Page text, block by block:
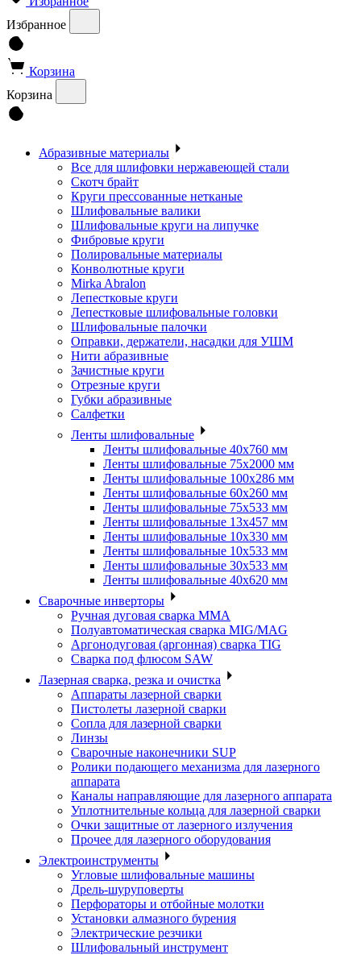
Избранное
Корзина
Корзина
Абразивные материалы
Все для шлифовки нержавеющей стали
Скотч брайт
Круги прессованные нетканые
Шлифовальные валики
Шлифовальные круги на липучке
Фибровые круги
Полировальные материалы
Конволютные круги
Mirka Abralon
Лепестковые круги
Лепестковые шлифовальные головки
Шлифовальные палочки
Оправки, держатели, насадки для УШМ
Нити абразивные
Зачистные круги
Отрезные круги
Губки абразивные
Салфетки
Ленты шлифовальные
Ленты шлифовальные 40х760 мм
Ленты шлифовальные 75х2000 мм
Ленты шлифовальные 100х286 мм
Ленты шлифовальные 60х260 мм
Ленты шлифовальные 75х533 мм
Ленты шлифовальные 13х457 мм
Ленты шлифовальные 10х330 мм
Ленты шлифовальные 10х533 мм
Ленты шлифовальные 30х533 мм
Ленты шлифовальные 40х620 мм
Сварочные инверторы
Ручная дуговая сварка MMA
Полуавтоматическая сварка MIG/MAG
Аргонодуговая (аргонная) сварка TIG
Сварка под флюсом SAW
Лазерная сварка, резка и очистка
Аппараты лазерной сварки
Пистолеты лазерной сварки
Сопла для лазерной сварки
Линзы
Сварочные наконечники SUP
Ролики подающего механизма для лазерного
аппарата
Каналы направляющие для лазерного аппарата
Уплотнительные кольца для лазерной сварки
Очки защитные от лазерного излучения
Прочее для лазерного оборудования
Электроинструменты
Угловые шлифовальные машины
Дрель-шуруповерты
Перфораторы и отбойные молотки
Установки алмазного бурения
Электрические резчики
Шлифовальный инструмент